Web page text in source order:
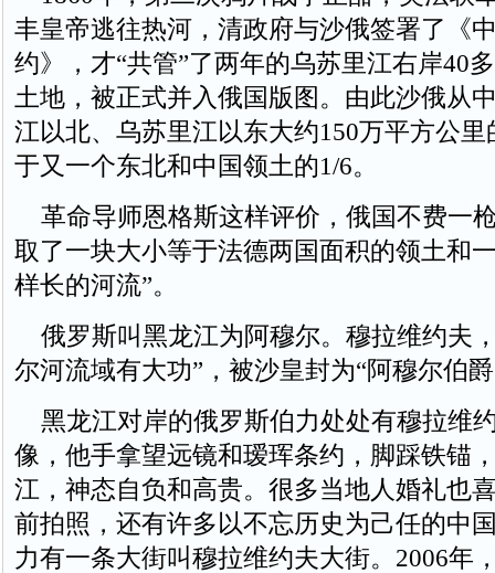
丰皇帝逃往热河，清政府与沙俄签署了《
约》，才“共管”了两年的乌苏里江右岸40
土地，被正式并入俄国版图。由此沙俄从
江以北、乌苏里江以东大约150万平方公
于又一个东北和中国领土的1/6。
革命导师恩格斯这样评价，俄国不费一
取了一块大小等于法德两国面积的领土和
样长的河流”。
俄罗斯叫黑龙江为阿穆尔。穆拉维约夫
尔河流域有大功”，被沙皇封为“阿穆尔伯
黑龙江对岸的俄罗斯伯力处处有穆拉维
像，他手拿望远镜和瑷珲条约，脚踩铁锚
江，神态自负和高贵。很多当地人婚礼也
前拍照，还有许多以不忘历史为己任的中
力有一条大街叫穆拉维约夫大街。2006年